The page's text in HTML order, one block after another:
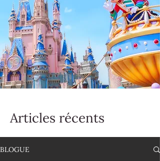
Articles récents
BLOGUE